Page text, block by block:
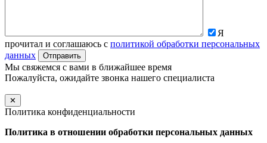
Я
прочитал и соглашаюсь с политикой обработки персональных
данных
Мы свяжемся с вами в ближайшее время
Пожалуйста, ожидайте звонка нашего специалиста
✕
Политика конфиденциальности
Политика в отношении обработки персональных данных